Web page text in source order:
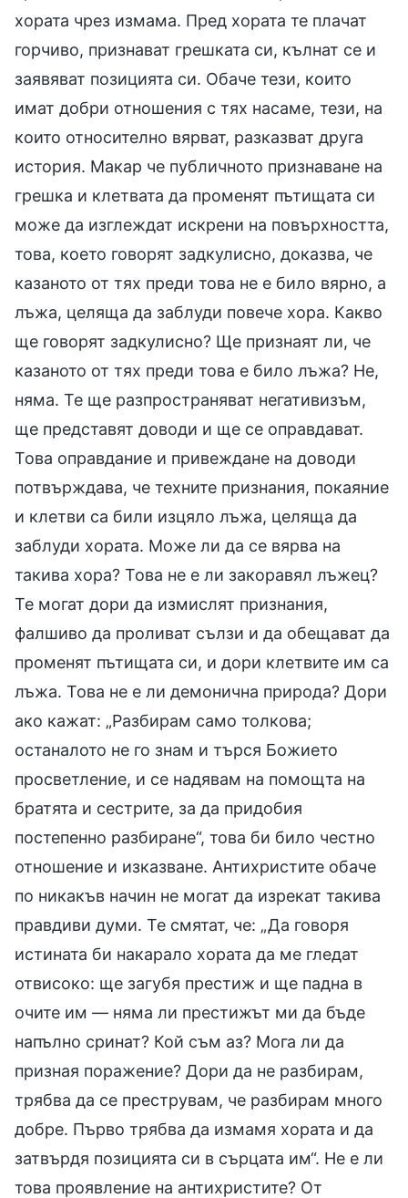
хората чрез измама. Пред хората те плачат
горчиво, признават грешката си, кълнат се и
заявяват позицията си. Обаче тези, които
имат добри отношения с тях насаме, тези, на
които относително вярват, разказват друга
история. Макар че публичното признаване на
грешка и клетвата да променят пътищата си
може да изглеждат искрени на повърхността,
това, което говорят задкулисно, доказва, че
казаното от тях преди това не е било вярно, а
лъжа, целяща да заблуди повече хора. Какво
ще говорят задкулисно? Ще признаят ли, че
казаното от тях преди това е било лъжа? Не,
няма. Те ще разпространяват негативизъм,
ще представят доводи и ще се оправдават.
Това оправдание и привеждане на доводи
потвърждава, че техните признания, покаяние
и клетви са били изцяло лъжа, целяща да
заблуди хората. Може ли да се вярва на
такива хора? Това не е ли закоравял лъжец?
Те могат дори да измислят признания,
фалшиво да проливат сълзи и да обещават да
променят пътищата си, и дори клетвите им са
лъжа. Това не е ли демонична природа? Дори
ако кажат: „Разбирам само толкова;
останалото не го знам и търся Божието
просветление, и се надявам на помощта на
братята и сестрите, за да придобия
постепенно разбиране“, това би било честно
отношение и изказване. Антихристите обаче
по никакъв начин не могат да изрекат такива
правдиви думи. Те смятат, че: „Да говоря
истината би накарало хората да ме гледат
отвисоко: ще загубя престиж и ще падна в
очите им — няма ли престижът ми да бъде
напълно сринат? Кой съм аз? Мога ли да
призная поражение? Дори да не разбирам,
трябва да се преструвам, че разбирам много
добре. Първо трябва да измамя хората и да
затвърдя позицията си в сърцата им“. Не е ли
това проявление на антихристите? От